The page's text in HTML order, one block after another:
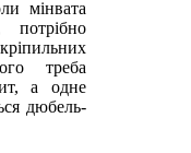
мінвата
треба
а одне
дюбель-